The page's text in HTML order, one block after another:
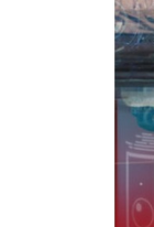
Link